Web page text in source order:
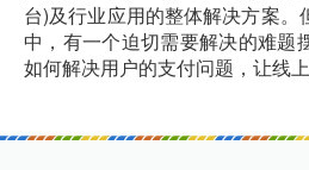
台)及行业应用的整体解决方案。
中，有一个迫切需要解决的难题
如何解决用户的支付问题，让线